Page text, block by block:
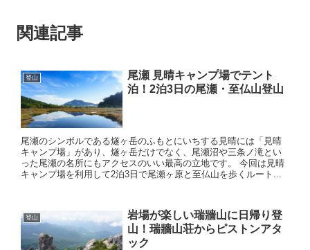
関連記事
登山
尾瀬 見晴キャンプ場でテント
泊！2泊3日の尾瀬・至仏山登山
尾瀬のシンボルである燧ヶ岳のふもとにいちする見晴には「見晴
キャンプ場」があり、燧ヶ岳だけでなく、尾瀬沼や三条ノ滝とい
った尾瀬の名所にもアクセスのいい最高の立地です。 今回は見晴
キャンプ場を利用して2泊3日で尾瀬ヶ原と至仏山を歩くルート...
登山
岩場が楽しい瑞牆山に日帰り登
山！瑞牆山荘からピストンアタ
ック